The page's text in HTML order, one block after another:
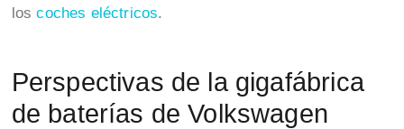
loscoches eléctricos.
Perspectivas de la gigafábrica
de baterías de Volkswagen